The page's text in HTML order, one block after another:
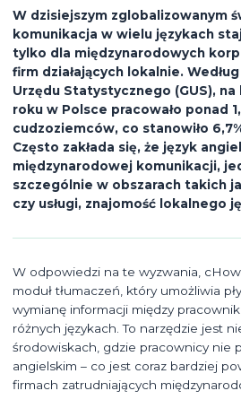
W dzisiejszym zglobalizowanym
komunikacja w wielu językach
tylko dla międzynarodowych
firm działających lokalnie.
Urzędu Statystycznego (GUS),
roku w Polsce pracowało ponad
cudzoziemców, co stanowiło
Często zakłada się, że język
międzynarodowej komunikacji,
szczególnie w obszarach takich
czy usługi, znajomość lokalnego
W odpowiedzi na te wyzwania,
moduł tłumaczeń, który umożliwia
wymianę informacji między
różnych językach. To narzędzie jest
środowiskach, gdzie pracownicy nie
angielskim – co jest coraz bardziej
firmach zatrudniających